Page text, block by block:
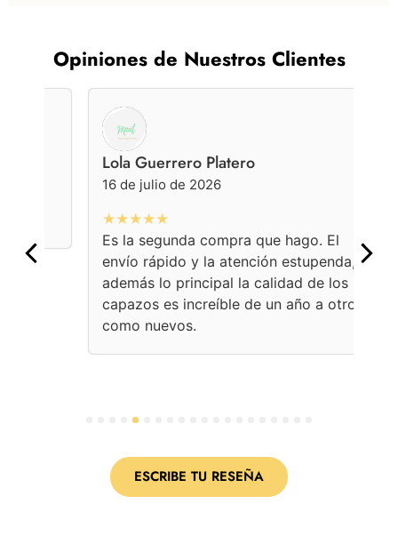
Opiniones de Nuestros Clientes
Lola Guerrero Platero
16 de julio de 2026
★★★★★
Es la segunda compra que hago. El
envío rápido y la atención estupenda,
además lo principal la calidad de los
capazos es increíble de un año a otro
como nuevos.
9
ESCRIBE TU RESEÑA